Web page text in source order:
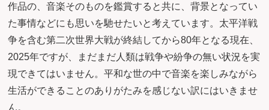
作品の、音楽そのものを鑑賞すると共に、背景となってい
た事情などにも思いを馳せたいと考えています。太平洋戦
争を含む第二次世界大戦が終結してから80年となる現在、
2025年ですが、まだまだ人類は戦争や紛争の無い状況を実
現できてはいません。平和な世の中で音楽を楽しみながら
生活ができることのありがたみを感じない訳にはいきませ
ん。